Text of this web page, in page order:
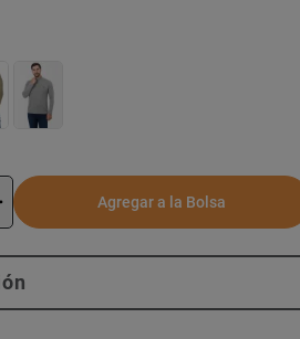
Agregar a la Bolsa